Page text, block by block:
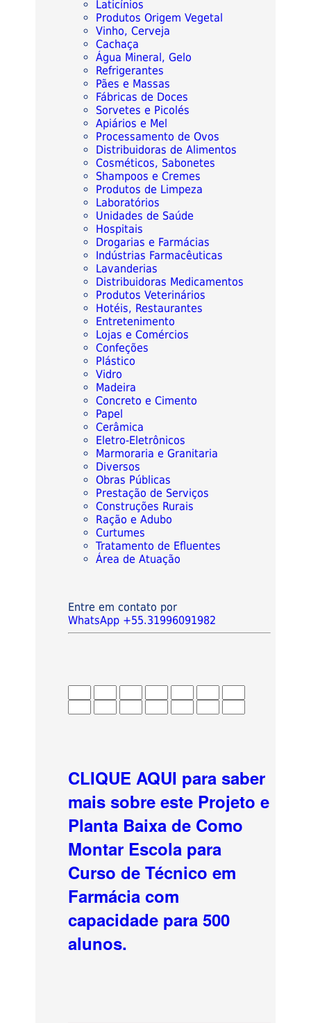
Laticínios
Produtos Origem Vegetal
Vinho, Cerveja
Cachaça
Água Mineral, Gelo
Refrigerantes
Pães e Massas
Fábricas de Doces
Sorvetes e Picolés
Apiários e Mel
Processamento de Ovos
Distribuidoras de Alimentos
Cosméticos, Sabonetes
Shampoos e Cremes
Produtos de Limpeza
Laboratórios
Unidades de Saúde
Hospitais
Drogarias e Farmácias
Indústrias Farmacêuticas
Lavanderias
Distribuidoras Medicamentos
Produtos Veterinários
Hotéis, Restaurantes
Entretenimento
Lojas e Comércios
Confeções
Plástico
Vidro
Madeira
Concreto e Cimento
Papel
Cerâmica
Eletro-Eletrônicos
Marmoraria e Granitaria
Diversos
Obras Públicas
Prestação de Serviços
Construções Rurais
Ração e Adubo
Curtumes
Tratamento de Efluentes
Área de Atuação
Entre em contato por
WhatsApp +55.31996091982
CLIQUE AQUI para saber
mais sobre este Projeto e
Planta Baixa de Como
Montar Escola para
Curso de Técnico em
Farmácia com
capacidade para 500
alunos.